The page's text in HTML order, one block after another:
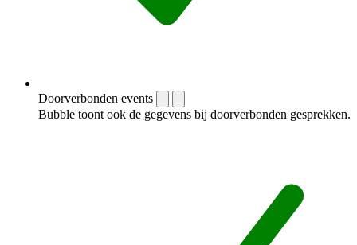
Doorverbonden events
Bubble toont ook de gegevens bij doorverbonden gesprekken.